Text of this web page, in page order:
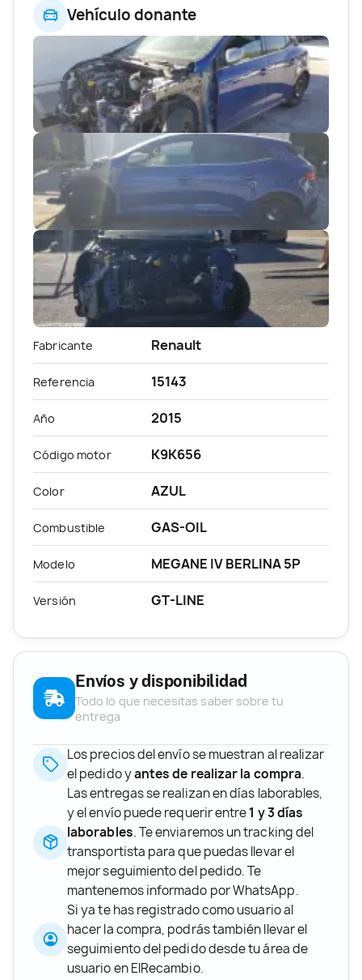
Vehículo donante
Fabricante Renault
Referencia 15143
Año 2015
Código motor K9K656
Color AZUL
Combustible GAS-OIL
Modelo MEGANE IV BERLINA 5P
Versión GT-LINE
Envíos y disponibilidad
Todo lo que necesitas saber sobre tu
entrega
Los precios del envío se muestran al realizar
el pedido yantes de realizar la compra.
Las entregas se realizan en días laborables,
y el envío puede requerir entre1 y 3 días
laborables. Te enviaremos un tracking del
transportista para que puedas llevar el
mejor seguimiento del pedido. Te
mantenemos informado por WhatsApp.
Si ya te has registrado como usuario al
hacer la compra, podrás también llevar el
seguimiento del pedido desde tu área de
usuario en ElRecambio.